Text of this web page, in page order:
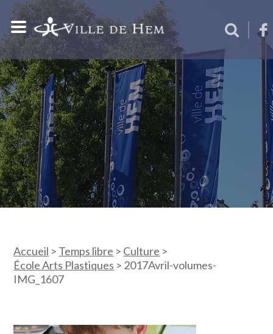
Accueil > Temps libre > Culture >
École Arts Plastiques > 2017Avril-volumes-
IMG_1607